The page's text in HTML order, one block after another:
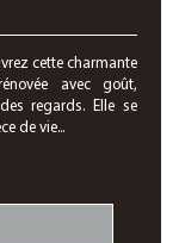
cette charmante
avec goût,
regards. Elle se
de vie...